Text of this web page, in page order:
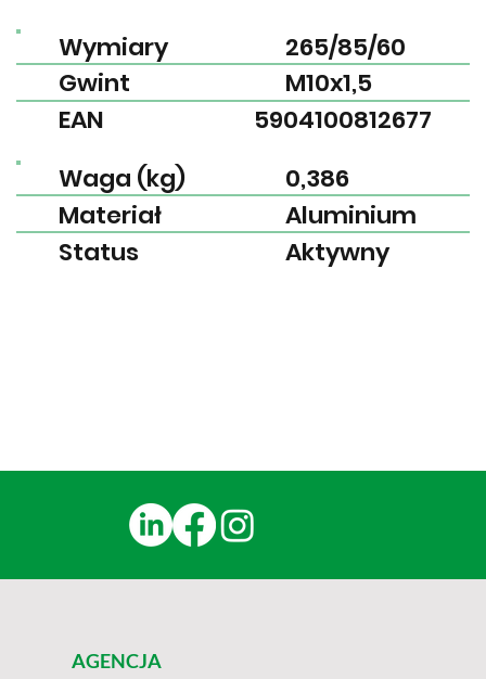
EAN
Gwint
Wymiary
5904100812677
M10x1,5
265/85/60
Waga (kg)
Materiał
Status
0,386
Aluminium
Aktywny
AGENCJA